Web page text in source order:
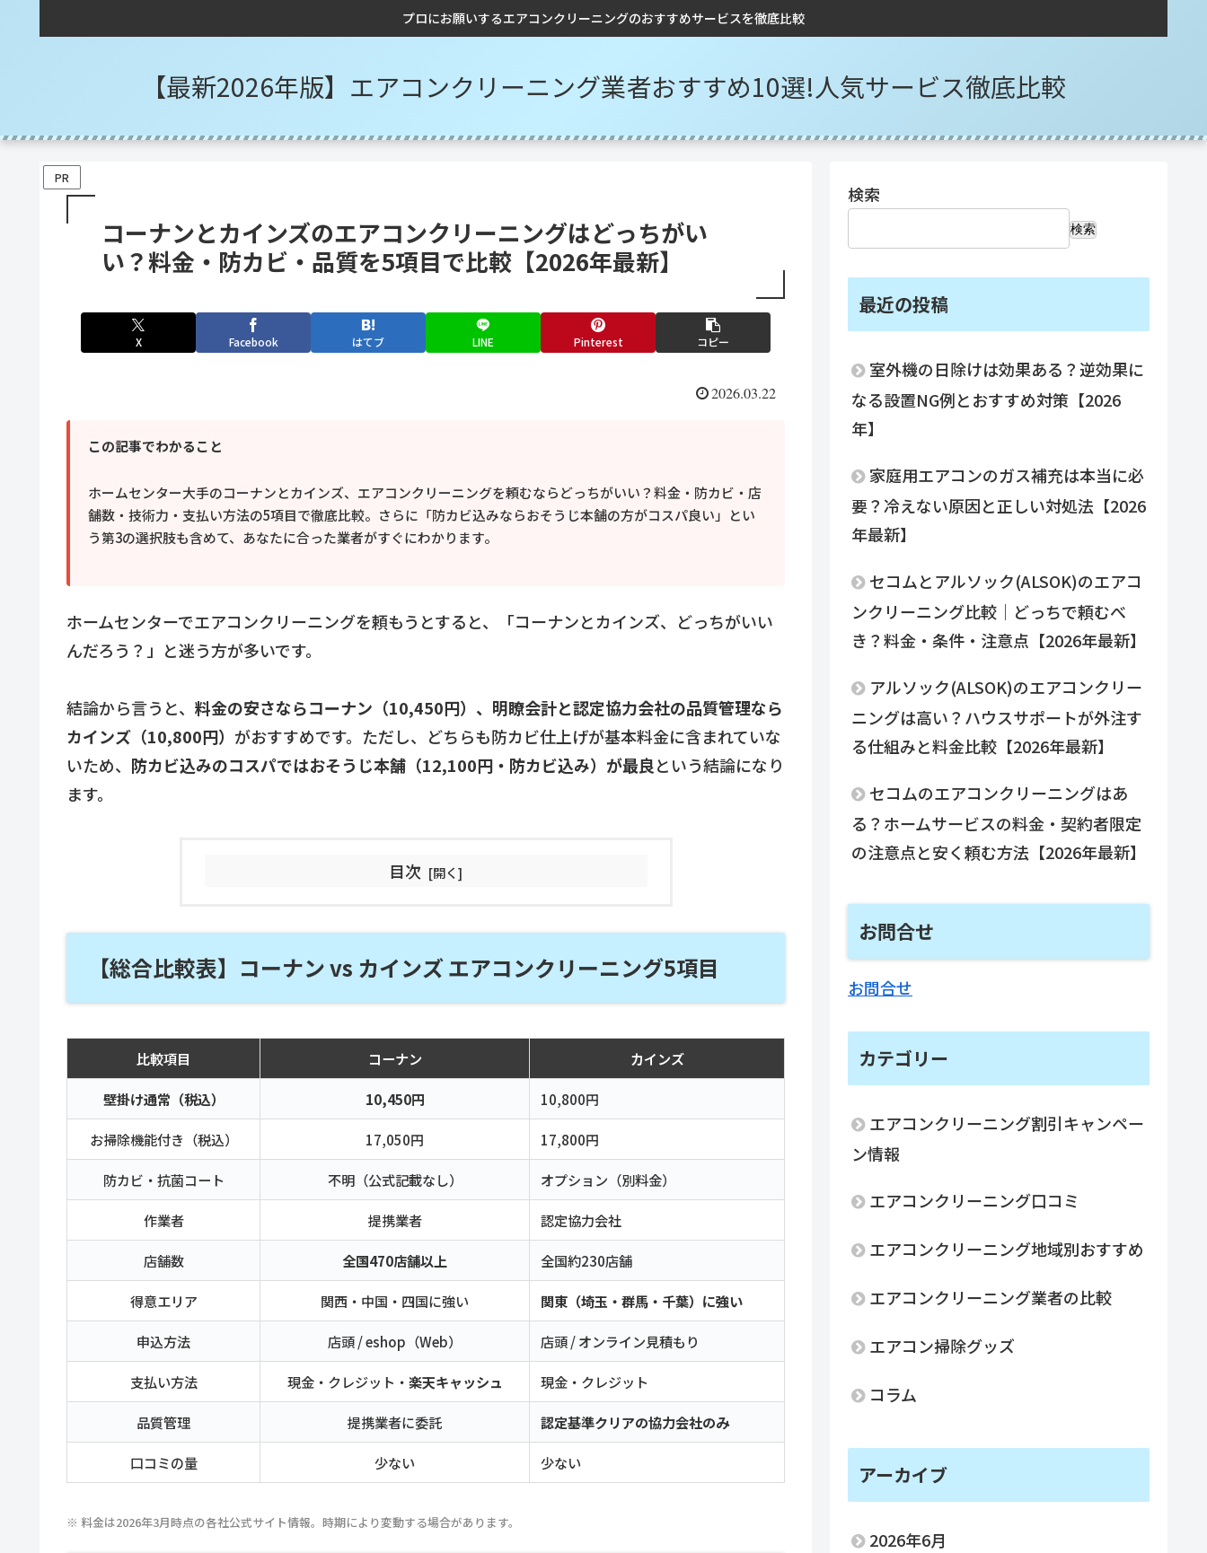
プロにお願いするエアコンクリーニングのおすすめサービスを徹底比較
【最新2026年版】エアコンクリーニング業者おすすめ10選!人気サービス徹底比較
PR
コーナンとカインズのエアコンクリーニングはどっちがい
い？料金・防カビ・品質を5項目で比較【2026年最新】
X Facebook はてブ LINE Pinterest コピー
2026.03.22
この記事でわかること
ホームセンター大手のコーナンとカインズ、エアコンクリーニングを頼むならどっちがいい？料金・防カビ・店
舗数・技術力・支払い方法の5項目で徹底比較。さらに「防カビ込みならおそうじ本舗の方がコスパ良い」とい
う第3の選択肢も含めて、あなたに合った業者がすぐにわかります。
ホームセンターでエアコンクリーニングを頼もうとすると、「コーナンとカインズ、どっちがいい
んだろう？」と迷う方が多いです。
結論から言うと、 料金の安さならコーナン（10,450円）、明瞭会計と認定協力会社の品質管理なら
カインズ（10,800円） がおすすめです。ただし、どちらも防カビ仕上げが基本料金に含まれていな
いため、 防カビ込みのコスパではおそうじ本舗（12,100円・防カビ込み）が最良という結論になり
ます。
目次
【総合比較表】コーナン vs カインズ エアコンクリーニング5項目
比較項目 コーナン カインズ
壁掛け通常（税込） 10,450円 10,800円
お掃除機能付き（税込） 17,050円 17,800円
防カビ・抗菌コート 不明（公式記載なし） オプション（別料金）
作業者 提携業者 認定協力会社
店舗数 全国470店舗以上 全国約230店舗
得意エリア 関西・中国・四国に強い 関東（埼玉・群馬・千葉）に強い
申込方法 店頭 / eshop（Web） 店頭 / オンライン見積もり
支払い方法 現金・クレジット・ 楽天キャッシュ 現金・クレジット
品質管理 提携業者に委託 認定基準クリアの協力会社のみ
口コミの量 少ない 少ない
※ 料金は2026年3月時点の各社公式サイト情報。時期により変動する場合があります。
検索
検索
最近の投稿
室外機の日除けは効果ある？逆効果に
なる設置NG例とおすすめ対策【2026
年】
家庭用エアコンのガス補充は本当に必
要？冷えない原因と正しい対処法【2026
年最新】
セコムとアルソック(ALSOK)のエアコ
ンクリーニング比較｜どっちで頼むべ
き？料金・条件・注意点【2026年最新】
アルソック(ALSOK)のエアコンクリー
ニングは高い？ハウスサポートが外注す
る仕組みと料金比較【2026年最新】
セコムのエアコンクリーニングはあ
る？ホームサービスの料金・契約者限定
の注意点と安く頼む方法【2026年最新】
お問合せ
お問合せ
カテゴリー
エアコンクリーニング割引キャンペー
ン情報
エアコンクリーニング口コミ
エアコンクリーニング地域別おすすめ
エアコンクリーニング業者の比較
エアコン掃除グッズ
コラム
アーカイブ
2026年6月